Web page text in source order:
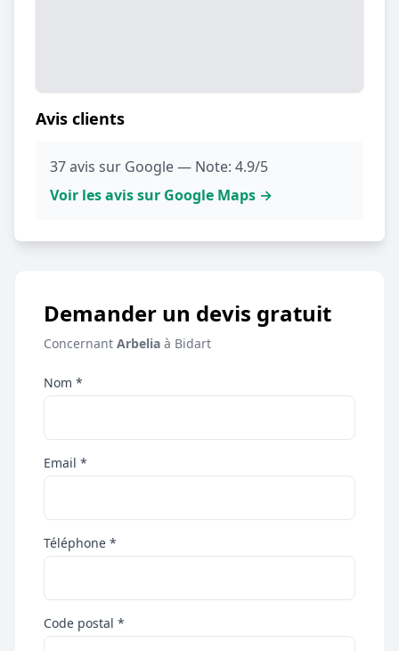
Avis clients
37 avis sur Google — Note: 4.9/5
Voir les avis sur Google Maps →
Demander un devis gratuit
Concernant Arbelia à Bidart
Nom *
Email *
Téléphone *
Code postal *